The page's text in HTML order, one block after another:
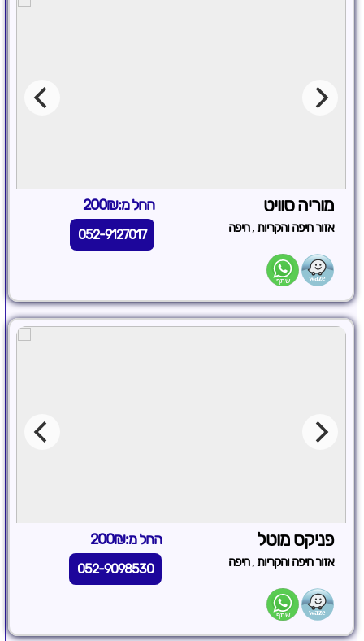
מוריה סוויט החל מ:200₪
אזור חיפה והקריות,חיפה 052-9127017
פניקס מוטל החל מ:200₪
אזור חיפה והקריות,חיפה 052-9098530